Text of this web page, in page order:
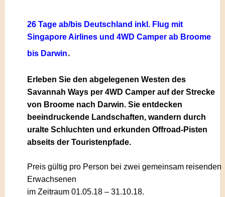
26 Tageab/bis Deutschland inkl. Flug mit
Singapore Airlines und 4WD Camper ab Broome
bis Darwin.
Erleben Sie den abgelegenen Westen des
Savannah Ways per 4WD Camper auf der Strecke
von Broome nach Darwin. Sie entdecken
beeindruckende Landschaften, wandern durch
uralte Schluchten und erkunden Offroad-Pisten
abseits der Touristenpfade.
Preis gültig pro Person bei zwei gemeinsam reisenden
Erwachsenen
im Zeitraum 01.05.18 – 31.10.18.